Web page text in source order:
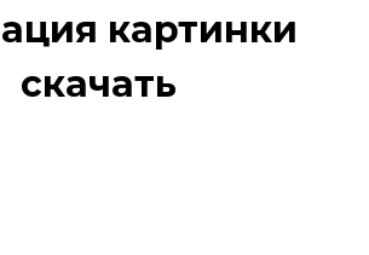
картинки
скачать